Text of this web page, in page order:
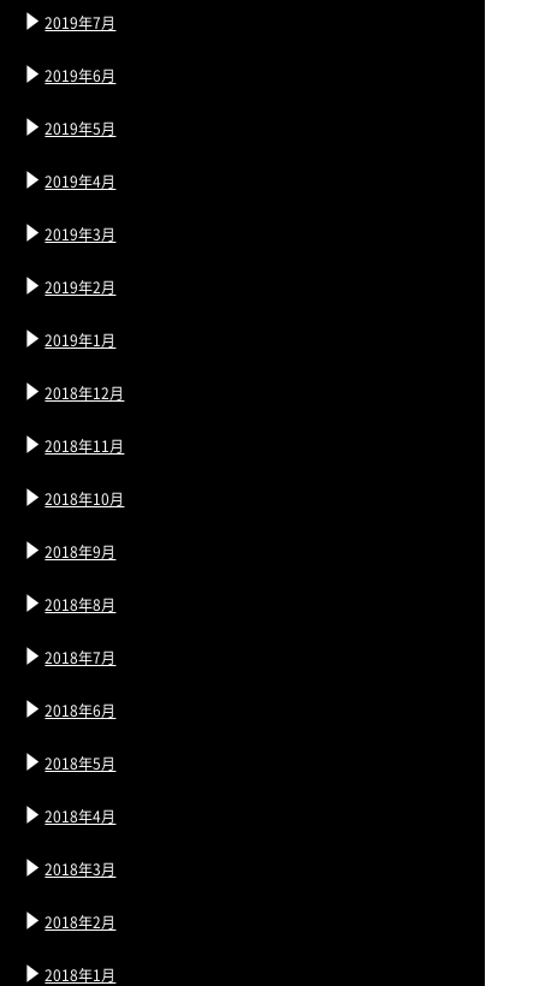
2019年7月
2019年6月
2019年5月
2019年4月
2019年3月
2019年2月
2019年1月
2018年12月
2018年11月
2018年10月
2018年9月
2018年8月
2018年7月
2018年6月
2018年5月
2018年4月
2018年3月
2018年2月
2018年1月